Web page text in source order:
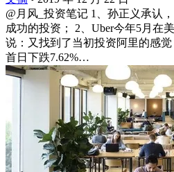
@月风_投资笔记 1、孙正义承认
成功的投资； 2、Uber今年5月在
说：又找到了当初投资阿里的感
首日下跌7.62%…